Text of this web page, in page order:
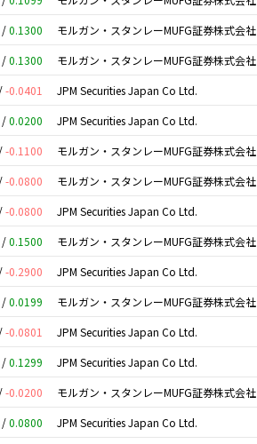
/0.1300 モルガン・スタンレーMUFG証券株式会社
/0.1300 モルガン・スタンレーMUFG証券株式会社
-0.0401 JPM Securities Japan Co Ltd.
/0.0200 JPM Securities Japan Co Ltd.
-0.1100 モルガン・スタンレーMUFG証券株式会社
-0.0800 モルガン・スタンレーMUFG証券株式会社
-0.0800 JPM Securities Japan Co Ltd.
/0.1500 モルガン・スタンレーMUFG証券株式会社
-0.2900 JPM Securities Japan Co Ltd.
/0.0199 モルガン・スタンレーMUFG証券株式会社
-0.0801 JPM Securities Japan Co Ltd.
/0.1299 JPM Securities Japan Co Ltd.
-0.0200 モルガン・スタンレーMUFG証券株式会社
/0.0800 JPM Securities Japan Co Ltd.